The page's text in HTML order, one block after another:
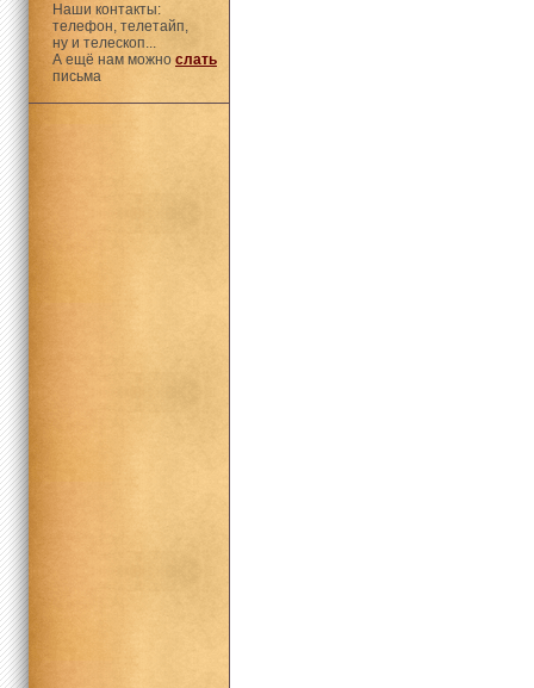
Наши контакты:
телефон, телетайп,
ну и телескоп...
А ещё нам можно слать
письма